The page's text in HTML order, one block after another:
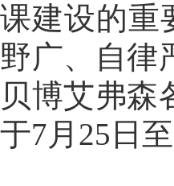
课建设的重
野广、自律
贝博艾弗森
于7月25日